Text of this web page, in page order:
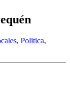
, Politica,